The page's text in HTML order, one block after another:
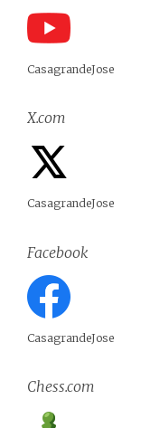
CasagrandeJose
X.com
CasagrandeJose
Facebook
CasagrandeJose
Chess.com